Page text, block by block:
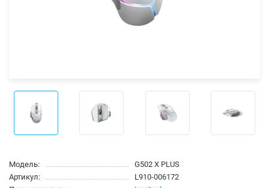
Модель:
G502 X PLUS
Артикул:
L910-006172